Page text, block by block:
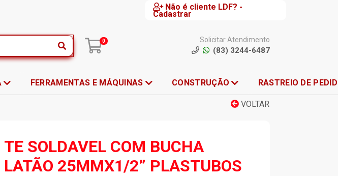
Não é cliente LDF? -
Cadastrar
0 Solicitar Atendimento
(83) 3244-6487
FERRAMENTAS E MÁQUINAS CONSTRUÇÃO RASTREIO DE
VOLTAR
TE SOLDAVEL COM BUCHA
LATÃO 25MMX1/2” PLASTUBOS